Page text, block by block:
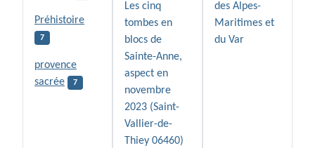
Préhistoire
7
provence
sacrée
7
Les cinq
tombes en
blocs de
Sainte-Anne,
aspect en
novembre
2023 (Saint-
Vallier-de-
Thiey 06460)
des Alpes-
Maritimes et
du Var